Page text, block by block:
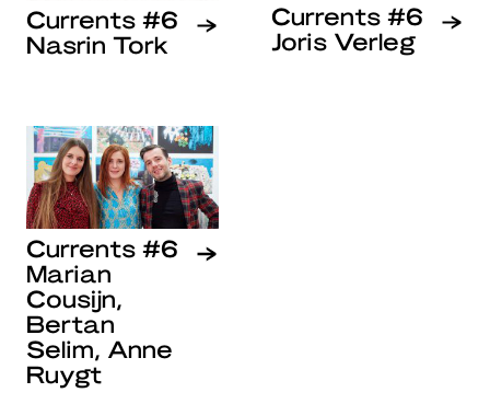
Currents #6
Nasrin Tork
Currents #6
Joris Verleg
Currents #6
Marian
Cousijn,
Bertan
Selim, Anne
Ruygt